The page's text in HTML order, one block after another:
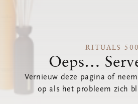
RITUALS 500
Oeps…
Vernieuw deze pagina of
op als het probleem zich